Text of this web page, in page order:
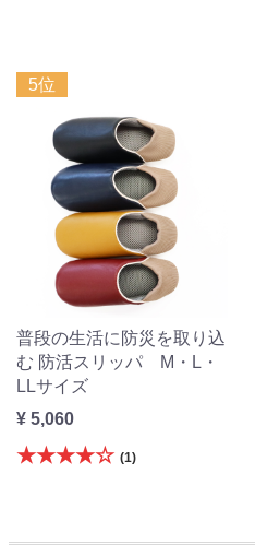
5位
普段の生活に防災を取り込
む 防活スリッパ M・L・
LLサイズ
¥ 5,060
★★★★☆ (1)